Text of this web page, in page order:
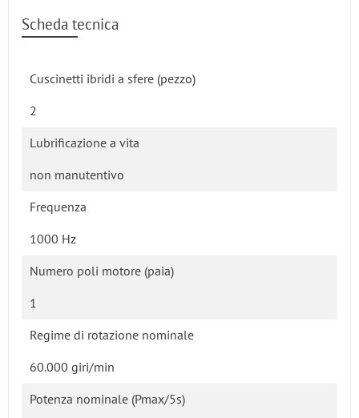
Scheda tecnica
Cuscinetti ibridi a sfere (pezzo)
2
Lubrificazione a vita
non manutentivo
Frequenza
1000 Hz
Numero poli motore (paia)
1
Regime di rotazione nominale
60.000 giri/min
Potenza nominale (Pmax/5s)